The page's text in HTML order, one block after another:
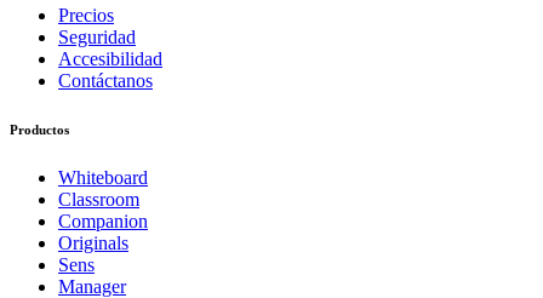
Precios
Seguridad
Accesibilidad
Contáctanos
Productos
Whiteboard
Classroom
Companion
Originals
Sens
Manager